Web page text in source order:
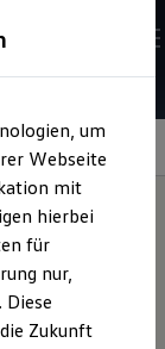
i
um
Webseite
mit
hierbei
für
nur,
Diese
Zukunft